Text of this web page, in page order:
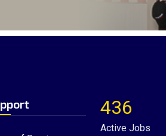
436
Active Jobs